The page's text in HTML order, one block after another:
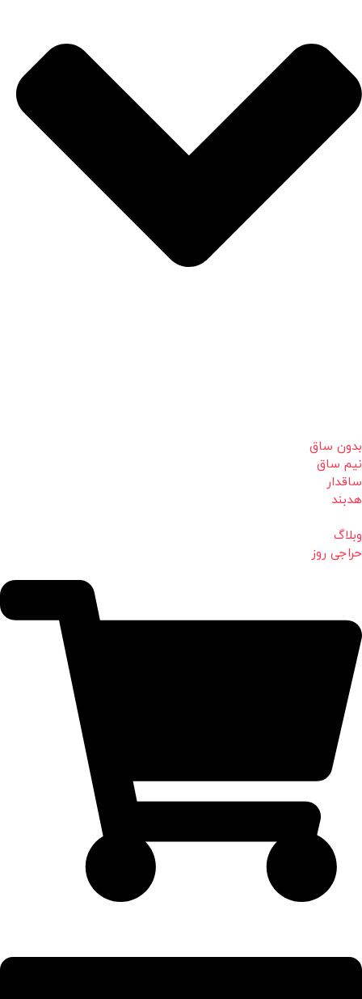
بدون ساق
نیم ساق
ساقدار
هدبند
وبلاگ
حراجی روز